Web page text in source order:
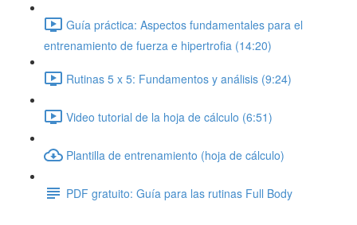
Guía práctica: Aspectos fundamentales para el
entrenamiento de fuerza e hipertrofia (14:20)
Rutinas 5 x 5: Fundamentos y análisis (9:24)
Video tutorial de la hoja de cálculo (6:51)
Plantilla de entrenamiento (hoja de cálculo)
PDF gratuito: Guía para las rutinas Full Body